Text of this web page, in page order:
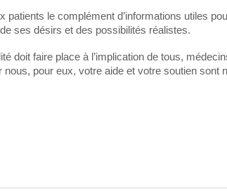
le complément d’informations utiles
ses désirs et des possibilités réalistes.
doit faire place à l’implication de tous,
pour eux, votre aide et votre soutien sont